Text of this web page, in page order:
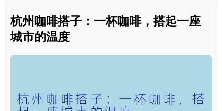
杭州咖啡搭子：一杯咖啡，搭起一座
城市的温度